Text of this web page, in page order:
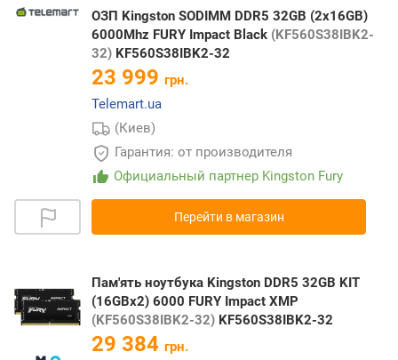
ОЗП Kingston SODIMM DDR5 32GB (2x16GB)
6000Mhz FURY Impact Black (KF560S38IBK2-
32) KF560S38IBK2-32
23 999 грн.
Telemart.ua
(Киев)
Гарантия: от производителя
Официальный партнер Kingston Fury
Перейти в магазин
Пам'ять ноутбука Kingston DDR5 32GB KIT
(16GBx2) 6000 FURY Impact XMP
(KF560S38IBK2-32) KF560S38IBK2-32
29 384 грн.